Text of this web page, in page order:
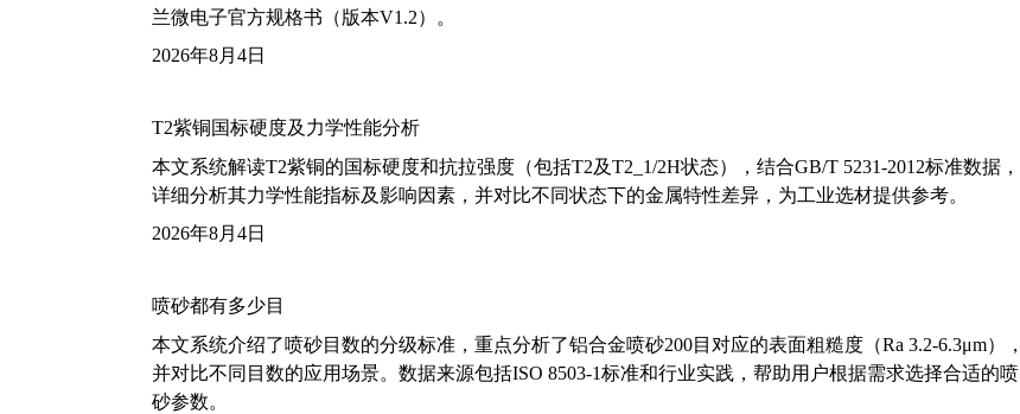
兰微电子官方规格书（版本V1.2）。
2026年8月4日
T2紫铜国标硬度及力学性能分析
本文系统解读T2紫铜的国标硬度和抗拉强度（包括T2及T2_1/2H状态），结合GB/T 5231-2012标准数据，
详细分析其力学性能指标及影响因素，并对比不同状态下的金属特性差异，为工业选材提供参考。
2026年8月4日
喷砂都有多少目
本文系统介绍了喷砂目数的分级标准，重点分析了铝合金喷砂200目对应的表面粗糙度（Ra 3.2-6.3μm），
并对比不同目数的应用场景。数据来源包括ISO 8503-1标准和行业实践，帮助用户根据需求选择合适的喷
砂参数。